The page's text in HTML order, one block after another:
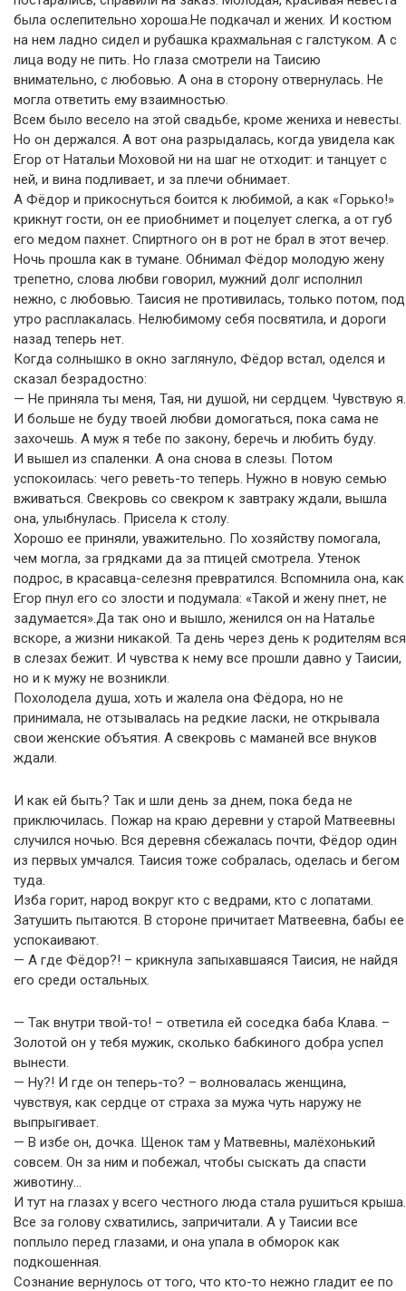
была ослепительно хороша.Не подкачал и жених. И костюм
на нем ладно сидел и рубашка крахмальная с галстуком. А с
лица воду не пить. Но глаза смотрели на Таисию
внимательно, с любовью. А она в сторону отвернулась. Не
могла ответить ему взаимностью.
Всем было весело на этой свадьбе, кроме жениха и невесты.
Но он держался. А вот она разрыдалась, когда увидела как
Егор от Натальи Моховой ни на шаг не отходит: и танцует с
ней, и вина подливает, и за плечи обнимает.
А Фёдор и прикоснуться боится к любимой, а как «Горько!»
крикнут гости, он ее приобнимет и поцелует слегка, а от губ
его медом пахнет. Спиртного он в рот не брал в этот вечер.
Ночь прошла как в тумане. Обнимал Фёдор молодую жену
трепетно, слова любви говорил, мужний долг исполнил
нежно, с любовью. Таисия не противилась, только потом, под
утро расплакалась. Нелюбимому себя посвятила, и дороги
назад теперь нет.
Когда солнышко в окно заглянуло, Фёдор встал, оделся и
сказал безрадостно:
— Не приняла ты меня, Тая, ни душой, ни сердцем. Чувствую я.
И больше не буду твоей любви домогаться, пока сама не
захочешь. А муж я тебе по закону, беречь и любить буду.
И вышел из спаленки. А она снова в слезы. Потом
успокоилась: чего реветь-то теперь. Нужно в новую семью
вживаться. Свекровь со свекром к завтраку ждали, вышла
она, улыбнулась. Присела к столу.
Хорошо ее приняли, уважительно. По хозяйству помогала,
чем могла, за грядками да за птицей смотрела. Утенок
подрос, в красавца-селезня превратился. Вспомнила она, как
Егор пнул его со злости и подумала: «Такой и жену пнет, не
задумается».Да так оно и вышло, женился он на Наталье
вскоре, а жизни никакой. Та день через день к родителям вся
в слезах бежит. И чувства к нему все прошли давно у Таисии,
но и к мужу не возникли.
Похолодела душа, хоть и жалела она Фёдора, но не
принимала, не отзывалась на редкие ласки, не открывала
свои женские объятия. А свекровь с маманей все внуков
ждали.
И как ей быть? Так и шли день за днем, пока беда не
приключилась. Пожар на краю деревни у старой Матвеевны
случился ночью. Вся деревня сбежалась почти, Фёдор один
из первых умчался. Таисия тоже собралась, оделась и бегом
туда.
Изба горит, народ вокруг кто с ведрами, кто с лопатами.
Затушить пытаются. В стороне причитает Матвеевна, бабы ее
успокаивают.
— А где Фёдор?! – крикнула запыхавшаяся Таисия, не найдя
его среди остальных.
— Так внутри твой-то! – ответила ей соседка баба Клава. –
Золотой он у тебя мужик, сколько бабкиного добра успел
вынести.
— Ну?! И где он теперь-то? – волновалась женщина,
чувствуя, как сердце от страха за мужа чуть наружу не
выпрыгивает.
— В избе он, дочка. Щенок там у Матвевны, малёхонький
совсем. Он за ним и побежал, чтобы сыскать да спасти
животину…
И тут на глазах у всего честного люда стала рушиться крыша.
Все за голову схватились, запричитали. А у Таисии все
поплыло перед глазами, и она упала в обморок как
подкошенная.
Сознание вернулось от того, что кто-то нежно гладит ее по